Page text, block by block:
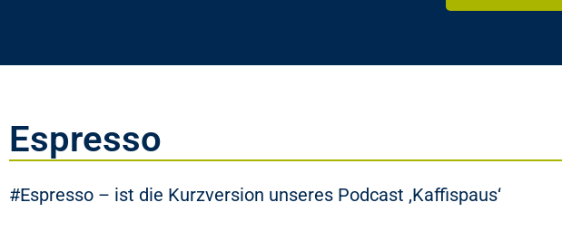
Espresso
#Espresso – ist die Kurzversion unseres Podcast ‚Kaffispaus‘